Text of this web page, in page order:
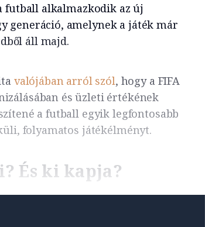
futball alkalmazkodik az új
generáció, amelynek a játék már
áll majd.
valójában arról szól, hogy a FIFA
és üzleti értékének
a futball egyik legfontosabb
folyamatos játékélményt.
És ki kapja?